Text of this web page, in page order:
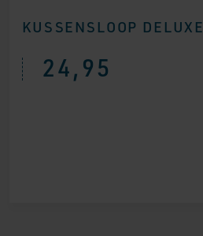
KUSSENSLOOP DELUXE
24,95